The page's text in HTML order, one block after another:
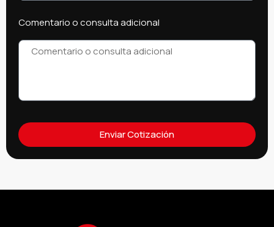
Comentario o consulta adicional
Enviar Cotización